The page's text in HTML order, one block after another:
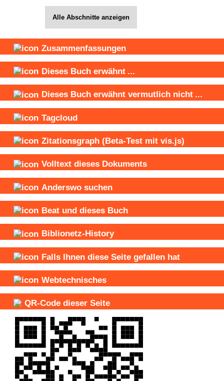
Alle Abschnitte anzeigen
Zusammenfassungen
Dieses Buch erwähnt ...
Dieses Buch erwähnt vermutlich nicht ...
Tagcloud
Zitationsgraph (Beta-Test mit vis.js)
Volltext dieses Dokuments
Anderswo suchen
Beat und dieses Buch
Biblionetz-History
Falls Ihnen diese Seite gefallen hat
Webtechnisches
QR-Code dieser Seite